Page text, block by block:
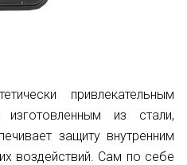
привлекательным
из стали,
защиту внутренним
воздействий. Сам по себе